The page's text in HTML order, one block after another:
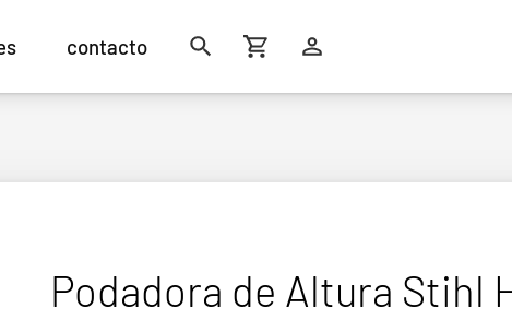
contacto
Podadora de Altura Stihl